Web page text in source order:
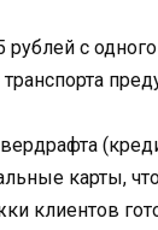
рублей с
карты,
клиентов